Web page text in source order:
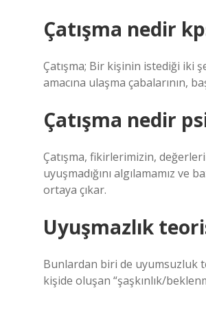
Çatışma nedir
Çatışma; Bir kişinin istediği iki
amacına ulaşma çabalarının,
Çatışma nedir
Çatışma, fikirlerimizin,
uyuşmadığını algılamamız ve
ortaya çıkar.
Uyuşmazlık
Bunlardan biri de uyumsuzluk
kişide oluşan “şaşkınlık/